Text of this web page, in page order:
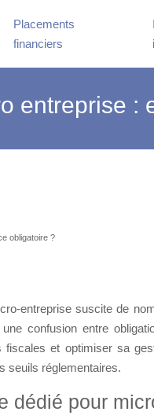
Placements
financiers
entreprise :
: est-ce obligatoire ?
entreprise suscite de
confusion entre
et optimiser sa
seuils réglementaires.
dédié pour